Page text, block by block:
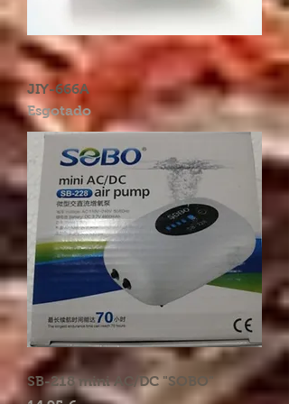
JIY-666A
Esgotado
SB-218 mini AC/DC "SOBO"